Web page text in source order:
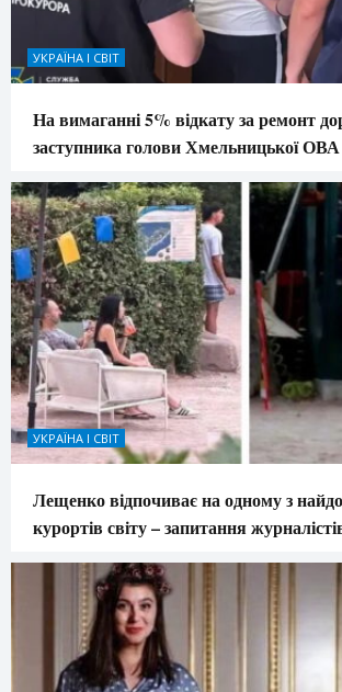
УКРАЇНА І СВІТ
На вимаганні 5% відкату за ремонт
заступника голови Хмельницької ОВА
УКРАЇНА І СВІТ
Лещенко відпочиває на одному з
курортів світу – запитання